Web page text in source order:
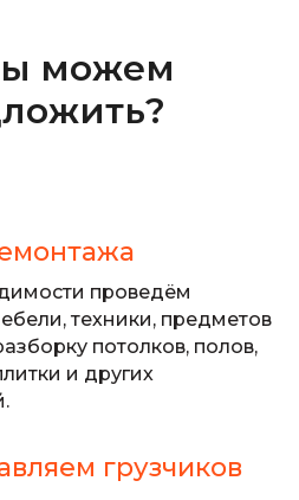
можем
проведём
техники, предметов
потолков, полов,
и других
грузчиков